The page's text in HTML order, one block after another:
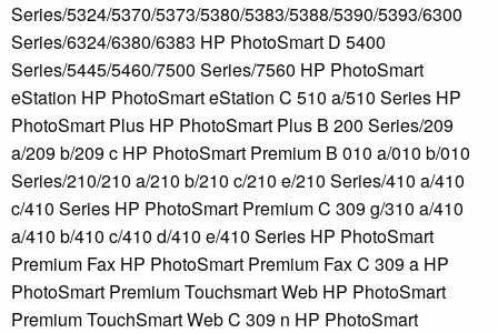
Series/5324/5370/5373/5380/5383/5388/5390/5393/6300
Series/6324/6380/6383 HP PhotoSmart D 5400
Series/5445/5460/7500 Series/7560 HP PhotoSmart
eStation HP PhotoSmart eStation C 510 a/510 Series HP
PhotoSmart Plus HP PhotoSmart Plus B 200 Series/209
a/209 b/209 c HP PhotoSmart Premium B 010 a/010 b/010
Series/210/210 a/210 b/210 c/210 e/210 Series/410 a/410
c/410 Series HP PhotoSmart Premium C 309 g/310 a/410
a/410 b/410 c/410 d/410 e/410 Series HP PhotoSmart
Premium Fax HP PhotoSmart Premium Fax C 309 a HP
PhotoSmart Premium Touchsmart Web HP PhotoSmart
Premium TouchSmart Web C 309 n HP PhotoSmart